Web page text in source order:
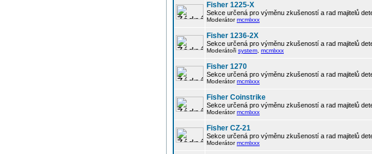
Fisher 1225-X
Sekce určená pro výměnu zkušeností a rad majitelů
Moderátormcmlxxx
Fisher 1236-2X
Sekce určená pro výměnu zkušeností a rad majitelů
Moderátoři system mcmlxxx
Fisher 1270
Sekce určená pro výměnu zkušeností a rad majitelů
Moderátormcmlxxx
Fisher Coinstrike
Sekce určená pro výměnu zkušeností a rad majitelů
Moderátormcmlxxx
Fisher CZ-21
Sekce určená pro výměnu zkušeností a rad majitelů
Moderátormcmlxxx